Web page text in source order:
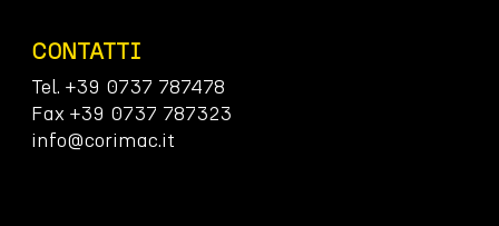
CONTATTI
Tel. +39 0737 787478
Fax +39 0737 787323
info@corimac.it